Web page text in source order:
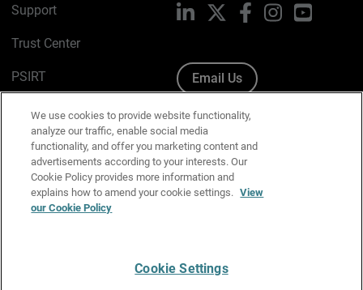
Support
Trust Center
PSIRT
Cookie Policy
Privacy Policy
Media & Brand Kit
Manage Email Preferences
LinkedIn FacebookInstagramYouTube
Email Us
We use cookies to provide website functionality,
analyze our traffic, enable social media
functionality, and offer you marketing content and
advertisements according to your interests. Our
Cookie Policy provides more information and
explains how to amend your cookie settings. View
our Cookie Policy
Cookie Settings